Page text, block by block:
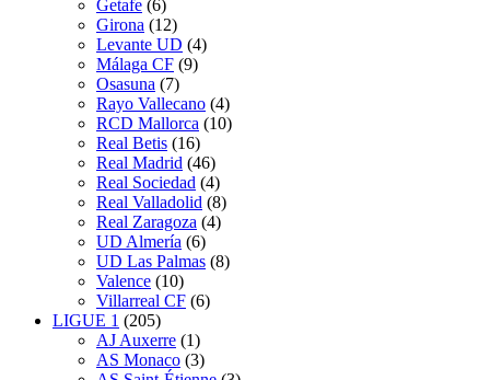
Getafe (6)
Girona (12)
Levante UD (4)
Málaga CF (9)
Osasuna (7)
Rayo Vallecano (4)
RCD Mallorca (10)
Real Betis (16)
Real Madrid (46)
Real Sociedad (4)
Real Valladolid (8)
Real Zaragoza (4)
UD Almería (6)
UD Las Palmas (8)
Valence (10)
Villarreal CF (6)
LIGUE 1 (205)
AJ Auxerre (1)
AS Monaco (3)